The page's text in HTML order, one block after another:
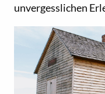
unvergesslichen